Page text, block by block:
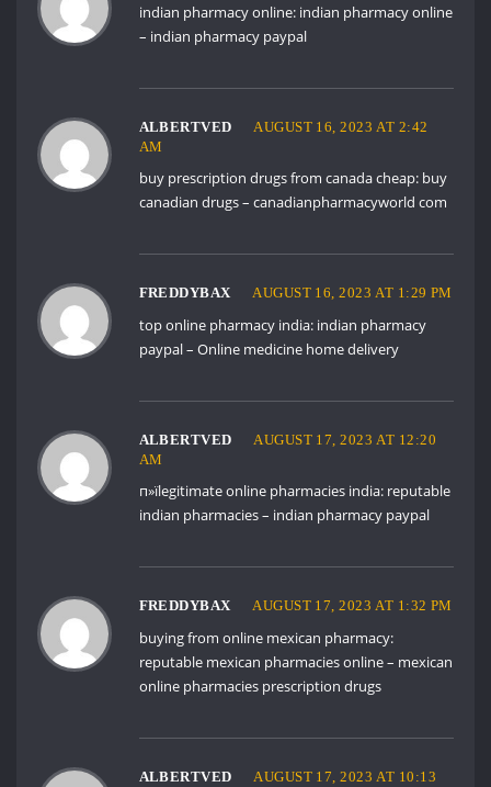
indian pharmacy online: indian pharmacy online
– indian pharmacy paypal
ALBERTVED
AUGUST 16, 2023 AT 2:42
AM
buy prescription drugs from canada cheap: buy
canadian drugs– canadianpharmacyworld com
FREDDYBAX AUGUST 16, 2023 AT 1:29 PM
top online pharmacy india: indian pharmacy
paypal– Online medicine home delivery
ALBERTVED
AUGUST 17, 2023 AT 12:20
AM
п»їlegitimate online pharmacies india: reputable
indian pharmacies– indian pharmacy paypal
FREDDYBAX AUGUST 17, 2023 AT 1:32 PM
buying from online mexican pharmacy:
reputable mexican pharmacies online– mexican
online pharmacies prescription drugs
ALBERTVED
AUGUST 17, 2023 AT 10:13